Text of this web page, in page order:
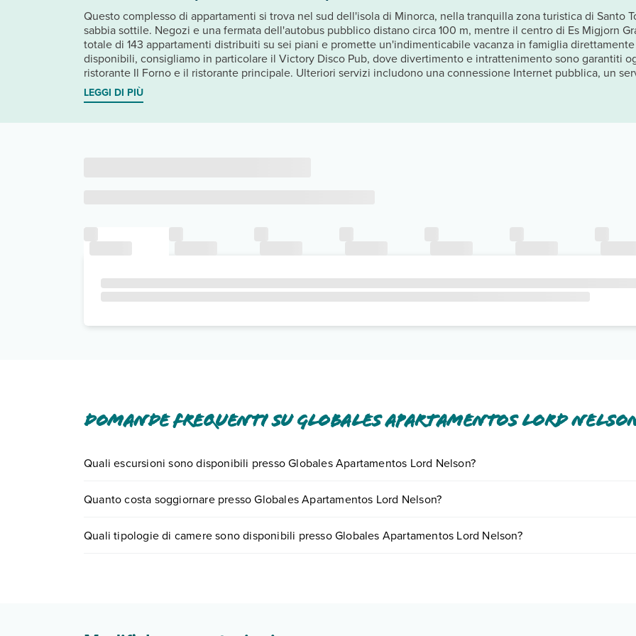
Questo complesso di appartamenti si trova nel sud dell'isola di Minorca, nella tranquilla zona turistica di Santo
sabbia sottile. Negozi e una fermata dell'autobus pubblico distano circa 100 m, mentre il centro di Es Migjorn
totale di 143 appartamenti distribuiti su sei piani e promette un'indimenticabile vacanza in famiglia
disponibili, consigliamo in particolare il Victory Disco Pub, dove divertimento e intrattenimento sono garantiti
ristorante Il Forno e il ristorante principale. Ulteriori servizi includono una connessione Internet pubblica, un
LEGGI DI PIÙ
Domande frequenti su Globales Apartamentos Lord
Quali escursioni sono disponibili presso Globales Apartamentos Lord Nelson?
chiamando il numero 0721.17231 oprenotando un appuntamento.
Quanto costa soggiornare presso Globales Apartamentos Lord Nelson?
ricerca e scegli quando partire.
Quali tipologie di camere sono disponibili presso Globales Apartamentos Lord Nelson?